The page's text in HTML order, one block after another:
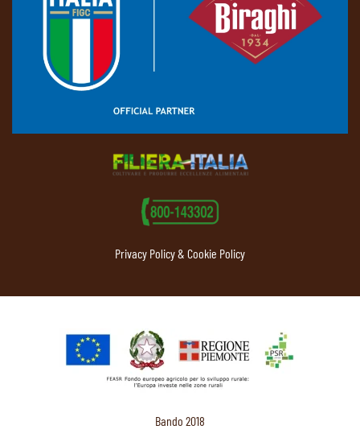
Privacy Policy & Cookie Policy
Bando 2018